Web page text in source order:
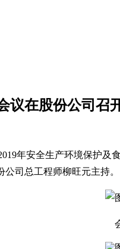
议在股份公司召
年安全生产环境保护
司总工程师柳旺元主持。